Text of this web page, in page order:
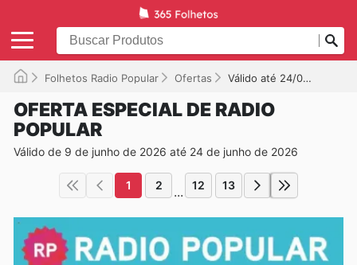
Folhetos Radio Popular Ofertas Válido até 24/06/2026
OFERTA ESPECIAL DE RADIO
POPULAR
Válido de 9 de junho de 2026 até 24 de junho de 2026
1 2 ... 12 13